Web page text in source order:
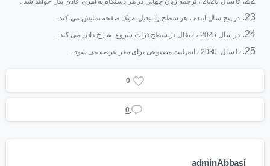
در پنج سال آینده ، هر سطح را تبدیل به یک صفحه نمایش می کند .
در سال 2025 ، انتقال در سطح ذرات شروع به رخ دادن می کند .
تا سال 2030 ، ایمپلنت مصنوعی برای مغز عرضه می شود .
0
0
adminAbbasi